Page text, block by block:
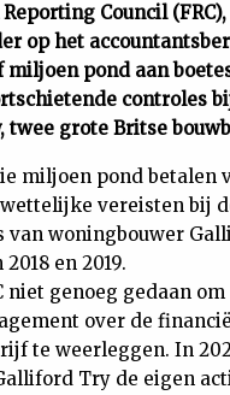
Council
op het
miljoen pond aan
controles
twee grote Britse
miljoen pond betalen
vereisten bij
van woningbouwer
en 2019.
niet genoeg gedaan
over de
te weerleggen. In
Try de eigen